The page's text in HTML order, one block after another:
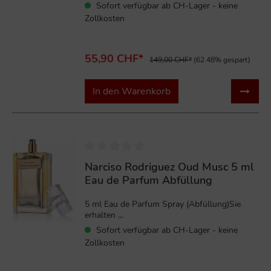
Sofort verfügbar ab CH-Lager - keine
Zollkosten
55,90 CHF* 149,00 CHF* (62.48% gespart)
In den Warenkorb
Narciso Rodriguez Oud Musc 5 ml
Eau de Parfum Abfüllung
5 ml Eau de Parfum Spray (Abfüllung)Sie
erhalten ...
Sofort verfügbar ab CH-Lager - keine
Zollkosten